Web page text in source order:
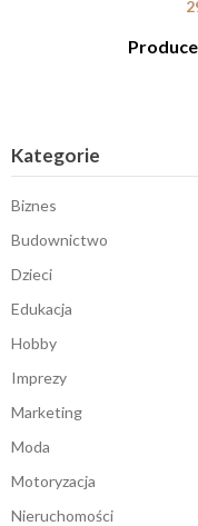
Kategorie
Biznes
Budownictwo
Dzieci
Edukacja
Hobby
Imprezy
Marketing
Moda
Motoryzacja
Nieruchomości